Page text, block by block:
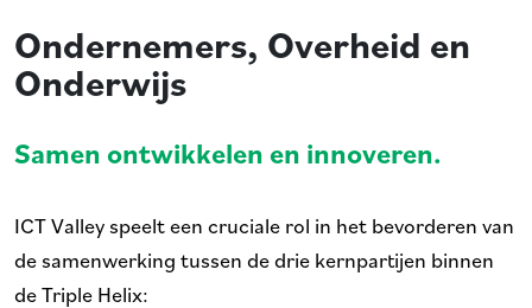
Ondernemers, Overheid en
Onderwijs
Samen ontwikkelen en innoveren.
ICT Valley speelt een cruciale rol in het bevorderen van
de samenwerking tussen de drie kernpartijen binnen
de Triple Helix: